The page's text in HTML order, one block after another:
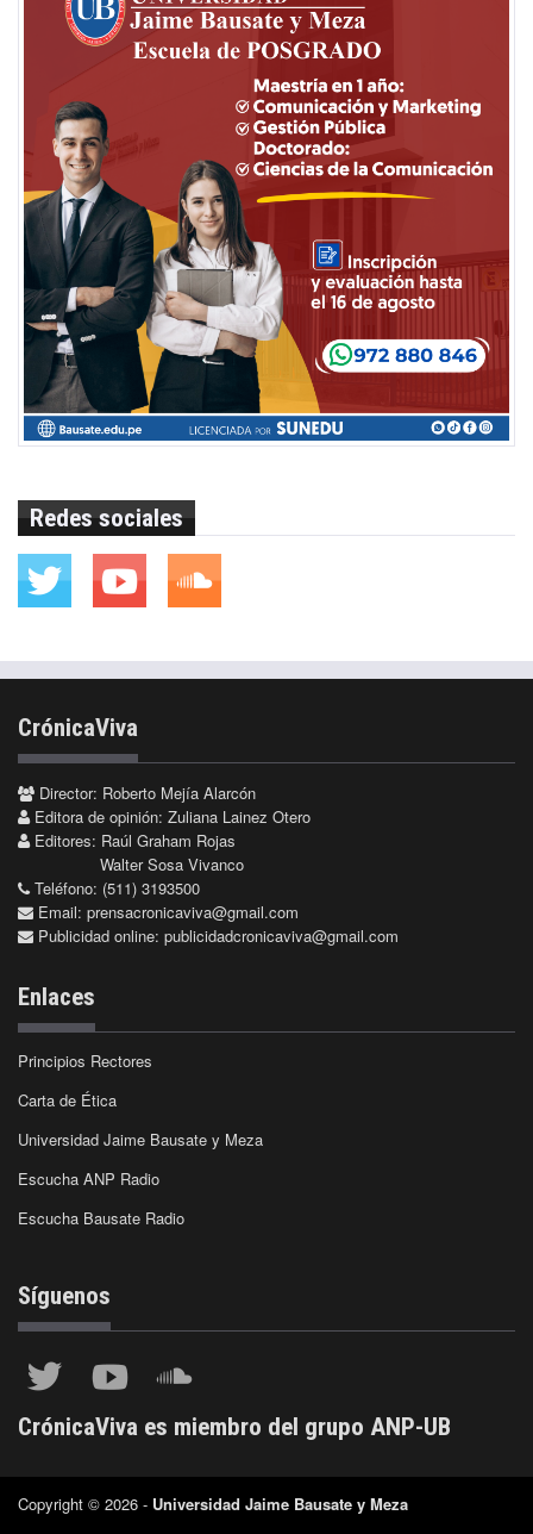
Redes sociales
CrónicaViva
Director: Roberto Mejía Alarcón
Editora de opinión: Zuliana Lainez Otero
Editores: Raúl Graham Rojas
Walter Sosa Vivanco
Teléfono: (511) 3193500
Email: prensacronicaviva@gmail.com
Publicidad online: publicidadcronicaviva@gmail.com
Enlaces
Principios Rectores
Carta de Ética
Universidad Jaime Bausate y Meza
Escucha ANP Radio
Escucha Bausate Radio
Síguenos
CrónicaViva es miembro del grupo ANP-UB
Copyright © 2026 - Universidad Jaime Bausate y Meza